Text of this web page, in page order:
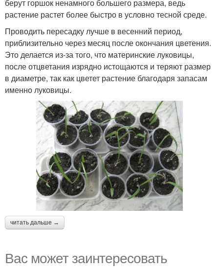
берут горшок ненамного большего размера, ведь
растение растет более быстро в условно тесной среде.
Проводить пересадку лучше в весенний период,
приблизительно через месяц после окончания цветения.
Это делается из-за того, что материнские луковицы,
после отцветания изрядно истощаются и теряют размер
в диаметре, так как цветет растение благодаря запасам
именно луковицы.
читать дальше →
Вас может заинтересовать